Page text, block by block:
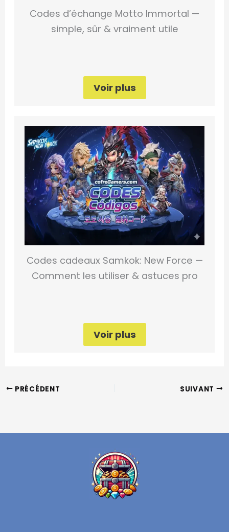
Codes d’échange Motto Immortal —
simple, sûr & vraiment utile
Voir plus
Codes cadeaux Samkok: New Force —
Comment les utiliser & astuces pro
Voir plus
PRÉCÉDENT SUIVANT